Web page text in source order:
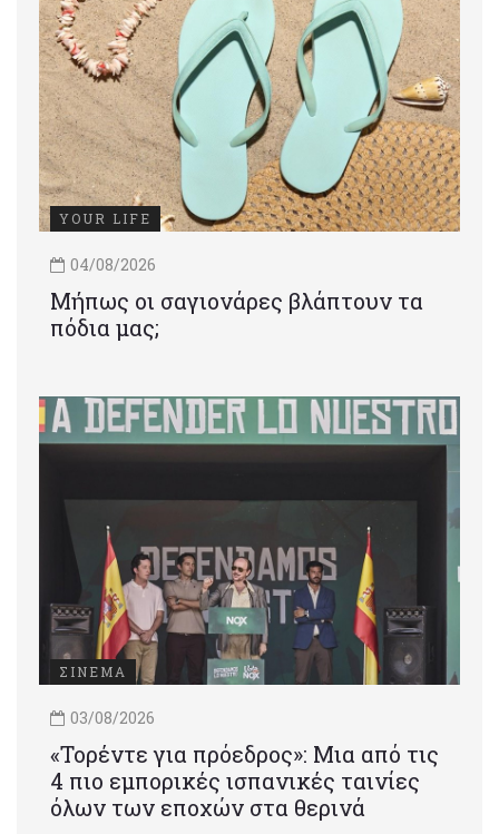
YOUR LIFE
04/08/2026
Μήπως οι σαγιονάρες βλάπτουν τα
πόδια μας;
ΣΙΝΕΜΑ
03/08/2026
«Τορέντε για πρόεδρος»: Mια από τις
4 πιο εμπορικές ισπανικές ταινίες
όλων των εποχών στα θερινά